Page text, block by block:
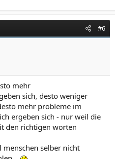
#6
mehr
sich, desto weniger
mehr probleme im
ergeben sich - nur weil die
den richtigen worten
selber nicht